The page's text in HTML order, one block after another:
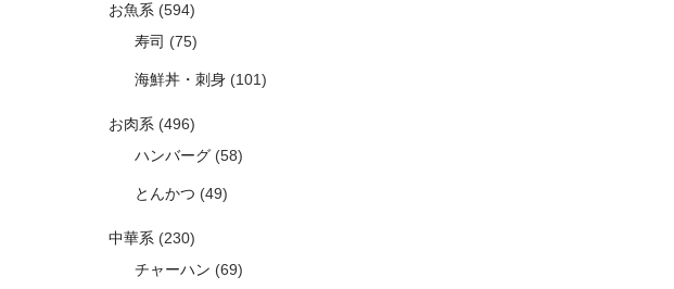
お魚系(594)
寿司 (75)
海鮮丼・刺身(101)
お肉系(496)
ハンバーグ(58)
とんかつ (49)
中華系(230)
チャーハン (69)